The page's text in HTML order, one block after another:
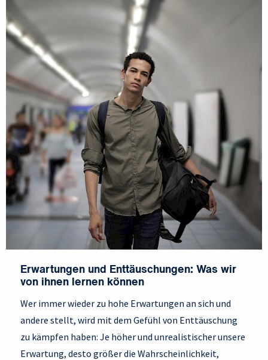
Erwartungen und Enttäuschungen: Was wir
von ihnen lernen können
Wer immer wieder zu hohe Erwartungen an sich und
andere stellt, wird mit dem Gefühl von Enttäuschung
zu kämpfen haben: Je höher und unrealistischer unsere
Erwartung, desto größer die Wahrscheinlichkeit,